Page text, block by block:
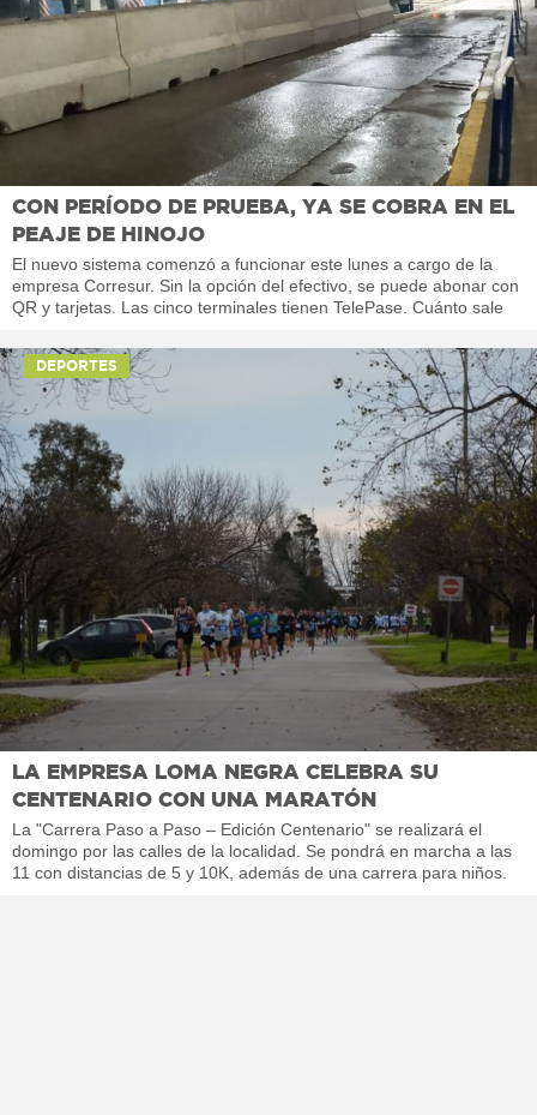
CON PERÍODO DE PRUEBA, YA SE COBRA EN EL
PEAJE DE HINOJO
El nuevo sistema comenzó a funcionar este lunes a cargo de la
empresa Corresur. Sin la opción del efectivo, se puede abonar con
QR y tarjetas. Las cinco terminales tienen TelePase. Cuánto sale
DEPORTES
LA EMPRESA LOMA NEGRA CELEBRA SU
CENTENARIO CON UNA MARATÓN
La "Carrera Paso a Paso – Edición Centenario" se realizará el
domingo por las calles de la localidad. Se pondrá en marcha a las
11 con distancias de 5 y 10K, además de una carrera para niños.